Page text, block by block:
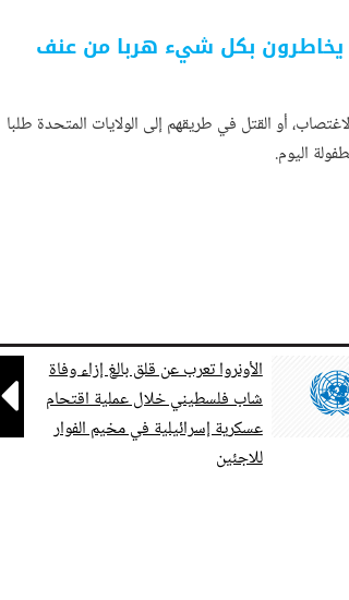
يخاطرون بكل شيء هربا من عنف
أو القتل في طريقهم إلى الولايات المتحدة طلبا
اليوم.

الأونروا تعرب عن قلق بالغ إزاء وفاة
شاب فلسطيني خلال عملية اقتحام
عسكرية إسرائيلية في مخيم الفوار
للاجئين